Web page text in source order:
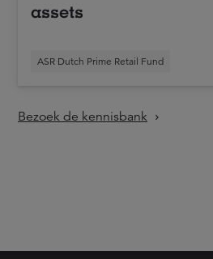
assets
ASR Dutch Prime Retail Fund
Bezoek de kennisbank